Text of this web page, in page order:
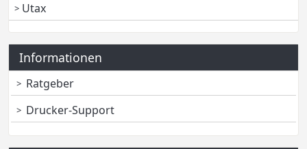
Utax
Informationen
Ratgeber
Drucker-Support